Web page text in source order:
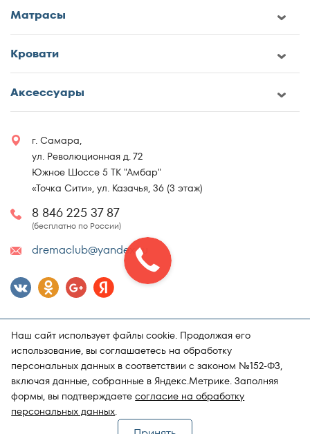
Матрасы
Кровати
Аксессуары
г. Самара,
ул. Революционная д. 72
Южное Шоссе 5 ТК "Амбар"
«Точка Сити», ул. Казачья, 36 (3 этаж)
8 846 225 37 87
(бесплатно по России)
dremaclub@yandex.ru
Магазин матрасов "DRёMA" Поддержка и продвижение сайта
Карта сайта Политика конфиденциальности
Наш сайт использует файлы cookie. Продолжая его
использование, вы соглашаетесь на обработку
персональных данных в соответствии с законом №152-ФЗ,
включая данные, собранные в Яндекс.Метрике. Заполняя
формы, вы подтверждаетесогласие на обработку
персональных данных.